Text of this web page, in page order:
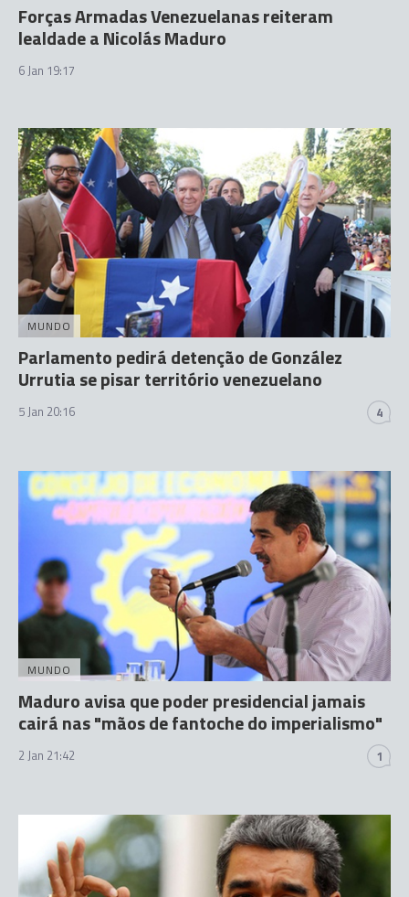
Forças Armadas Venezuelanas reiteram
lealdade a Nicolás Maduro
6 Jan 19:17
MUNDO
Parlamento pedirá detenção de González
Urrutia se pisar território venezuelano
5 Jan 20:16 4
MUNDO
Maduro avisa que poder presidencial jamais
cairá nas "mãos de fantoche do imperialismo"
2 Jan 21:42 1